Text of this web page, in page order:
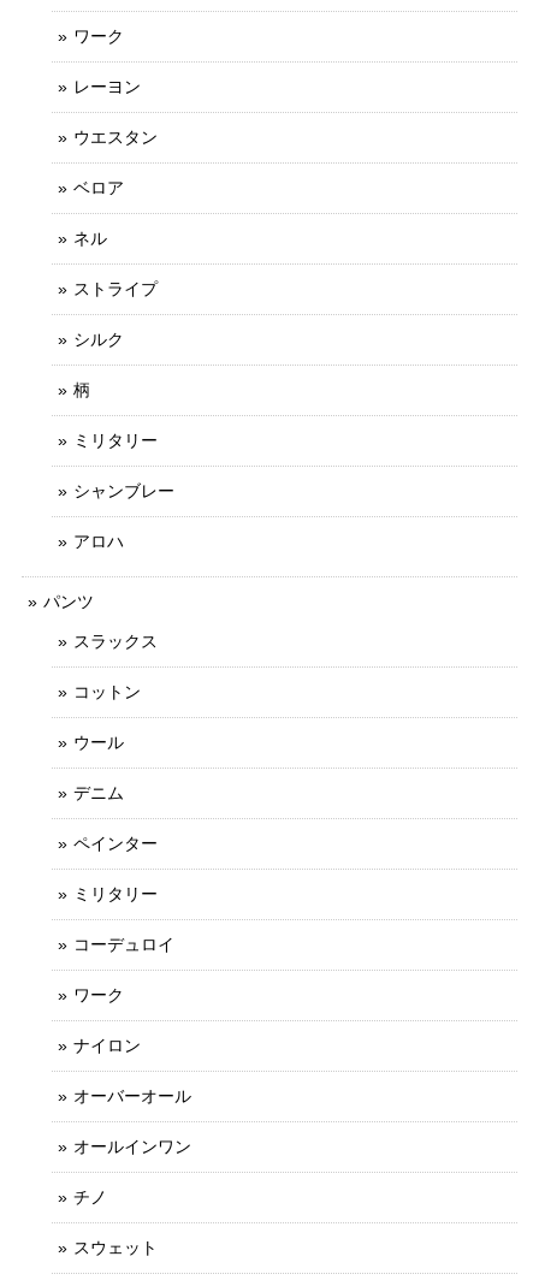
ワーク
レーヨン
ウエスタン
ベロア
ネル
ストライプ
シルク
柄
ミリタリー
シャンブレー
アロハ
パンツ
スラックス
コットン
ウール
デニム
ペインター
ミリタリー
コーデュロイ
ワーク
ナイロン
オーバーオール
オールインワン
チノ
スウェット